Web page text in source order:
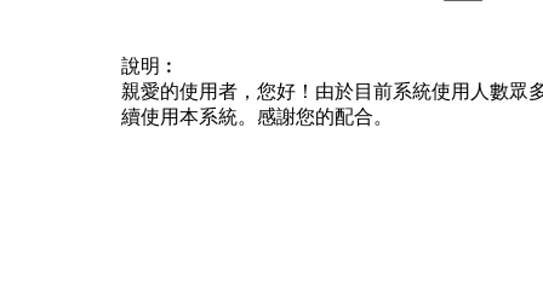
說明︰
親愛的使用者，您好！由於目前系統使用人數眾
續使用本系統。感謝您的配合。